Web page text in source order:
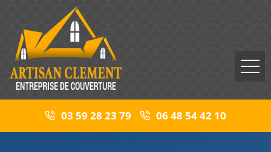
03 59 28 23 79 06 48 54 42 10